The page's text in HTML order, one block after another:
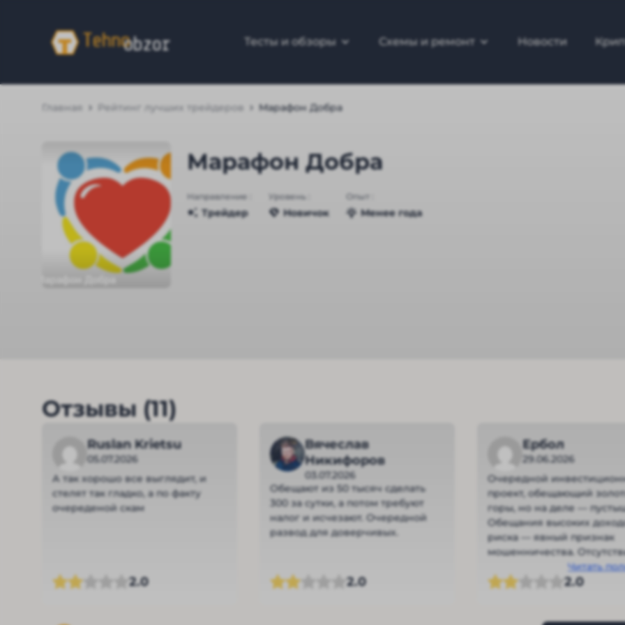
Тесты и обзоры Схемы и ремонт Новости
Главная Рейтинг лучших трейдеров Марафон Добра
Марафон Добра
Направление :
Трейдер
Уровень :
Новичок
Опыт :
Менее года
Отзывы (11)
Ruslan Krietsu
05.07.2026
А так хорошо все выглядит, и
стелят так гладко, а по факту
очереденой скам
2.0
Вячеслав
Никифоров
03.07.2026
Обещают из 50 тысяч сделать
300 за сутки, а потом требуют
налог и исчезают. Очередной
развод для доверчивых.
2.0
Ербол
29.06.2026
Очередной
проект, обещающий
горы, но на деле —
Обещания высоких
риска — явный признак
мошенничества.
прозрачности в
операциях и
Читать
2.0